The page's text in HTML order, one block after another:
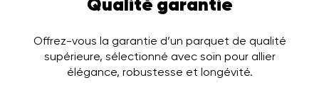
Offrez-vous la garantie d’un parquet de qualité
supérieure, sélectionné avec soin pour allier
élégance, robustesse et longévité.